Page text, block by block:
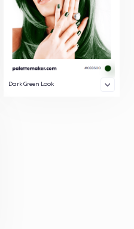
Dark Green Look